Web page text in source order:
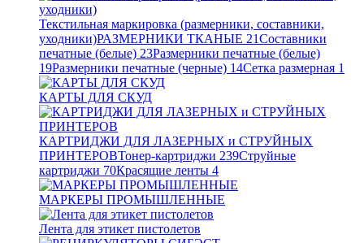
Текстильная маркировка (размерники, составники,
уходники)РАЗМЕРНИКИ ТКАНЫЕ 21Составники
печатные (белые) 23Размерники печатные (белые)
19Размерники печатные (черные) 14Сетка размерная 1
КАРТЫ ДЛЯ СКУД
КАРТРИДЖИ ДЛЯ ЛАЗЕРНЫХ и СТРУЙНЫХ
ПРИНТЕРОВТонер-картриджи 239Струйные
картриджи 70Красящие ленты 4
МАРКЕРЫ ПРОМЫШЛЕННЫЕ
Лента для этикет пистолетов